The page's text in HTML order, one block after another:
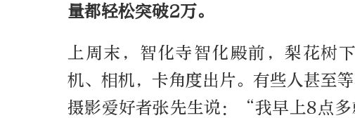
量都轻松突破2万。
上周末，智化寺智化殿前，梨花
机、相机，卡角度出片。有些人甚至
摄影爱好者张先生说：“我早上8点